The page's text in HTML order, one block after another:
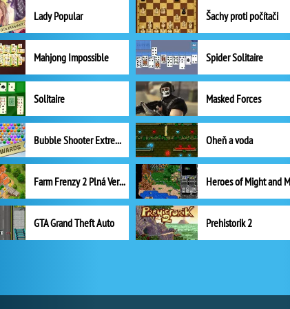
Lady Popular Šachy proti počítači
Mahjong Impossible Spider Solitaire
Solitaire Masked Forces
Bubble Shooter Extreme Oheň a voda
Farm Frenzy 2 Plná Verze
GTA Grand Theft Auto Prehistorik 2